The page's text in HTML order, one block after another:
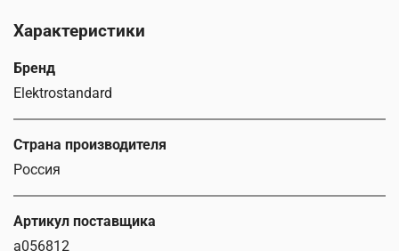
Характеристики
Бренд
Elektrostandard
Страна производителя
Россия
Артикул поставщика
a056812